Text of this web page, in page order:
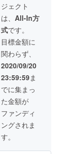
ジェクト
は、 All-In方
式です。
目標金額に
関わらず、
2020/09/20
23:59:59ま
でに集まっ
た金額が
ファンディ
ングされま
す。